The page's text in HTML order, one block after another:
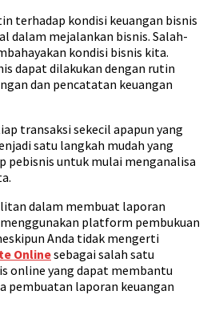
terhadap kondisi keuangan bisnis
dalam mejalankan bisnis. Salah-
kondisi bisnis kita.
dapat dilakukan dengan rutin
dan pencatatan keuangan
transaksi sekecil apapun yang
satu langkah mudah yang
pebisnis untuk mulai menganalisa
dalam membuat laporan
platform pembukuan
Anda tidak mengerti
Onlinesebagai salah satu
online yang dapat membantu
pembuatan laporan keuangan